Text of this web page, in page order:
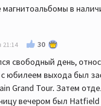
в
21:14 30
свободный день,
юбилеем выхода был
Grand Tour. Затем
вечером был